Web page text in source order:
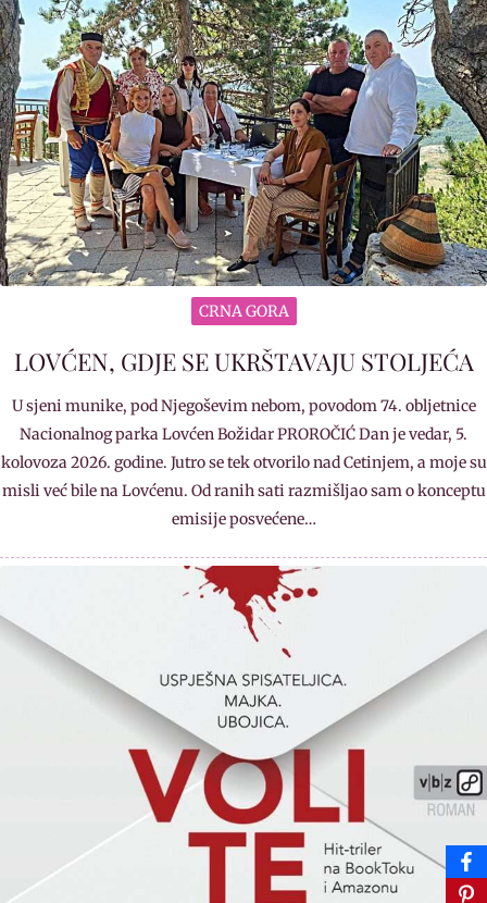
CRNA GORA
LOVĆEN, GDJE SE UKRŠTAVAJU STOLJEĆA
U sjeni munike, pod Njegoševim nebom, povodom 74. obljetnice
Nacionalnog parka Lovćen Božidar PROROČIĆ Dan je vedar, 5.
kolovoza 2026. godine. Jutro se tek otvorilo nad Cetinjem, a moje su
misli već bile na Lovćenu. Od ranih sati razmišljao sam o konceptu
emisije posvećene…